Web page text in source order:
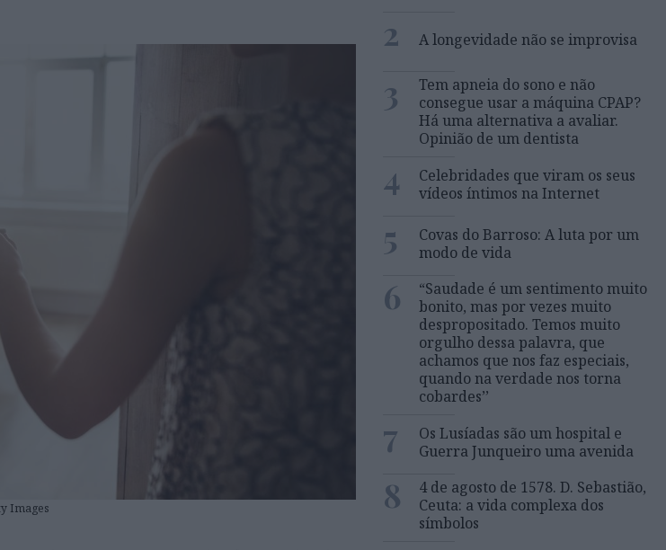
Images
2 A longevidade não se improvisa
3
Tem apneia do sono e não
consegue usar a máquina CPAP?
Há uma alternativa a avaliar.
Opinião de um dentista
4
Celebridades que viram os seus
vídeos íntimos na Internet
5
Covas do Barroso: A luta por um
modo de vida
6
“Saudade é um sentimento muito
bonito, mas por vezes muito
despropositado. Temos muito
orgulho dessa palavra, que
achamos que nos faz especiais,
quando na verdade nos torna
cobardes’’
7
Os Lusíadas são um hospital e
Guerra Junqueiro uma avenida
8
4 de agosto de 1578. D. Sebastião,
Ceuta: a vida complexa dos
símbolos